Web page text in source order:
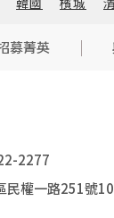
募菁英
2277
民權一路251號10